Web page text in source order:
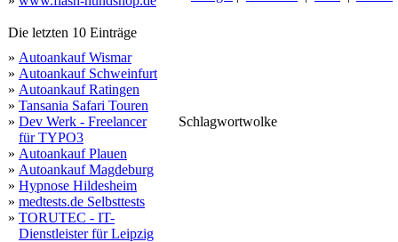
Die letzten 10 Einträge
» Autoankauf Wismar
» Autoankauf Schweinfurt
» Autoankauf Ratingen
» Tansania Safari Touren
» Dev Werk - Freelancer
für TYPO3
» Autoankauf Plauen
» Autoankauf Magdeburg
» Hypnose Hildesheim
» medtests.de Selbsttests
» TORUTEC - IT-
Dienstleister für Leipzig
Schlagwortwolke